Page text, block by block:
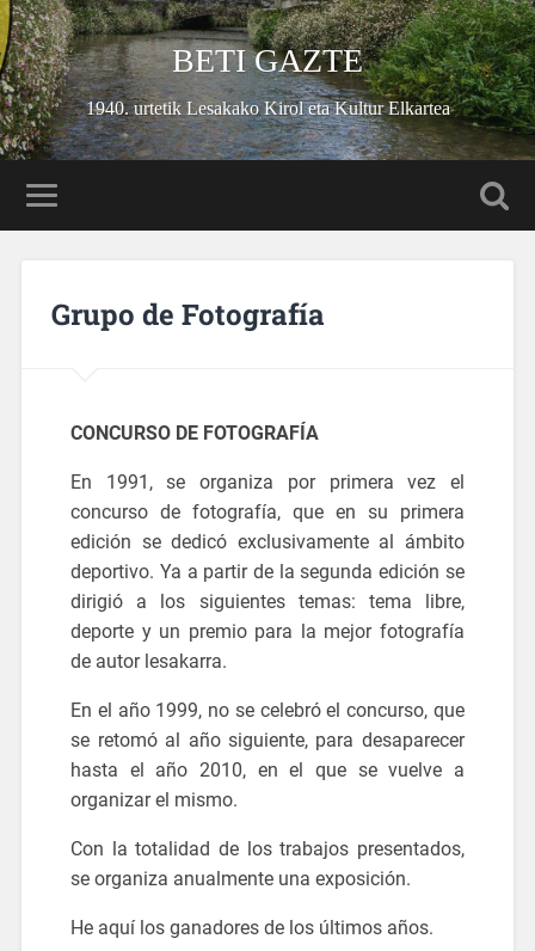
BETI GAZTE
1940. urtetik Lesakako Kirol eta Kultur Elkartea
Grupo de Fotografía
CONCURSO DE FOTOGRAFÍA
En 1991, se organiza por primera vez el
concurso de fotografía, que en su primera
edición se dedicó exclusivamente al ámbito
deportivo. Ya a partir de la segunda edición se
dirigió a los siguientes temas: tema libre,
deporte y un premio para la mejor fotografía
de autor lesakarra.
En el año 1999, no se celebró el concurso, que
se retomó al año siguiente, para desaparecer
hasta el año 2010, en el que se vuelve a
organizar el mismo.
Con la totalidad de los trabajos presentados,
se organiza anualmente una exposición.
He aquí los ganadores de los últimos años.